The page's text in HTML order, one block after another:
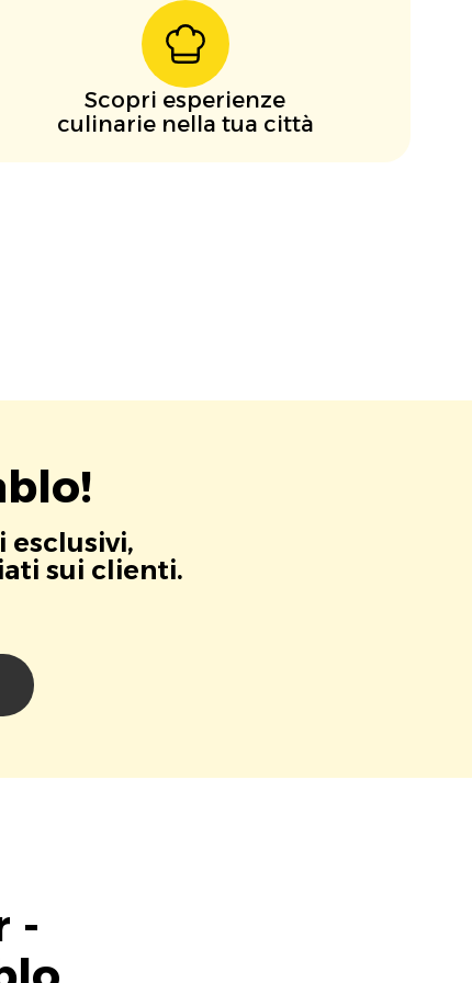
Scopri esperienze
culinarie nella tua città
esclusivi,
sui clienti.
-